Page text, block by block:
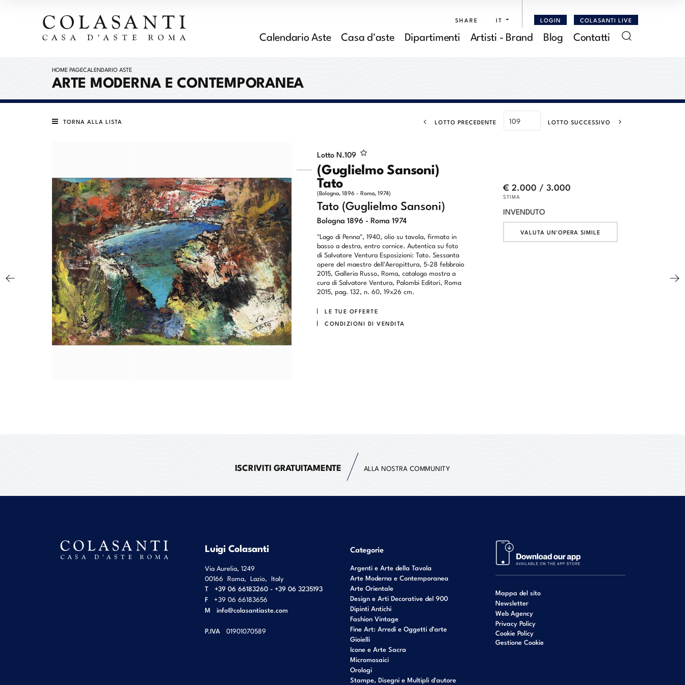
SHARE IT LOGIN COLASANTI LIVE
Calendario Aste Casa d'aste Dipartimenti Artisti - Brand Blog Contatti
HOME PAGECALENDARIO ASTE
ARTE MODERNA E CONTEMPORANEA
TORNA ALLA LISTA LOTTO PRECEDENTE LOTTO SUCCESSIVO
Lotto N.109
(Guglielmo Sansoni)
Tato
(Bologna, 1896 - Roma, 1974)
Tato (Guglielmo Sansoni)
Bologna 1896 - Roma 1974
"Lago di Penna", 1940, olio su tavola, firmato in
basso a destra, entro cornice. Autentica su foto
di Salvatore Ventura Esposizioni: Tato. Sessanta
opere del maestro dell'Aeropittura, 5-28 febbraio
2015, Galleria Russo, Roma, catalogo mostra a
cura di Salvatore Ventura, Palombi Editori, Roma
2015, pag. 132, n. 60, 19x26 cm.
LE TUE OFFERTE
CONDIZIONI DI VENDITA
€ 2.000 / 3.000
STIMA
INVENDUTO
VALUTA UN'OPERA SIMILE
ISCRIVITI GRATUITAMENTE ALLA NOSTRA COMMUNITY
Luigi Colasanti
Via Aurelia, 1249
00166 Roma, Lazio, Italy
T
+39 06 66183260 - +39 06 3235193
F
+39 06 66183656
M info@colasantiaste.com
P.IVA 01901070589
Categorie
Argenti e Arte della Tavola
Arte Moderna e Contemporanea
Arte Orientale
Design e Arti Decorative del 900
Dipinti Antichi
Fashion Vintage
Fine Art: Arredi e Oggetti d’arte
Gioielli
Icone e Arte Sacra
Micromosaici
Orologi
Stampe, Disegni e Multipli d'autore
Mappa del sito
Newsletter
Web Agency
Privacy Policy
Cookie Policy
Gestione Cookie